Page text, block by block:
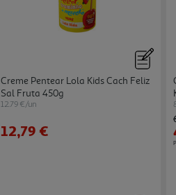
Creme Pentear Lola Kids Cach Feliz
Sal Fruta 450g
12.79 €/un
12,79 €